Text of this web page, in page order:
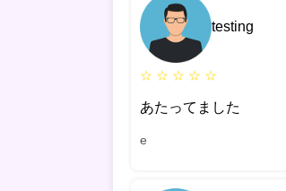
testing
☆ ☆ ☆ ☆ ☆
あたってました
e